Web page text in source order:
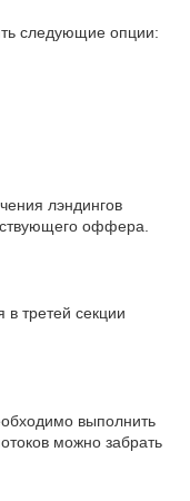
следующие опции:
лэндингов
оффера.
третей секции
выполнить
можно забрать